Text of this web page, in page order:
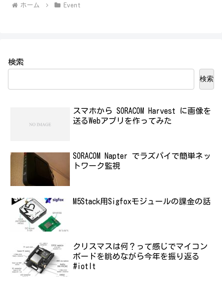
ホーム Event
検索
検索
スマホから SORACOM Harvest に画像を
送るWebアプリを作ってみた
SORACOM Napter でラズパイで簡単ネッ
トワーク監視
M5Stack用Sigfoxモジュールの課金の話
クリスマスは何？って感じでマイコン
ボードを眺めながら今年を振り返る
#iotlt